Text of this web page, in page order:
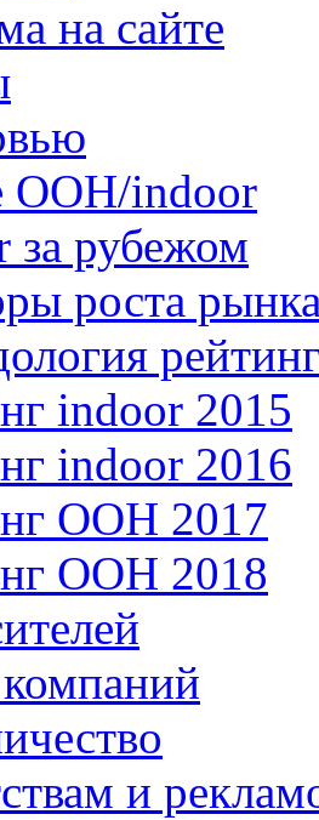
на сайте
indoor
за рубежом
роста
indoor 2015
indoor 2016
OOH 2017
OOH 2018
и